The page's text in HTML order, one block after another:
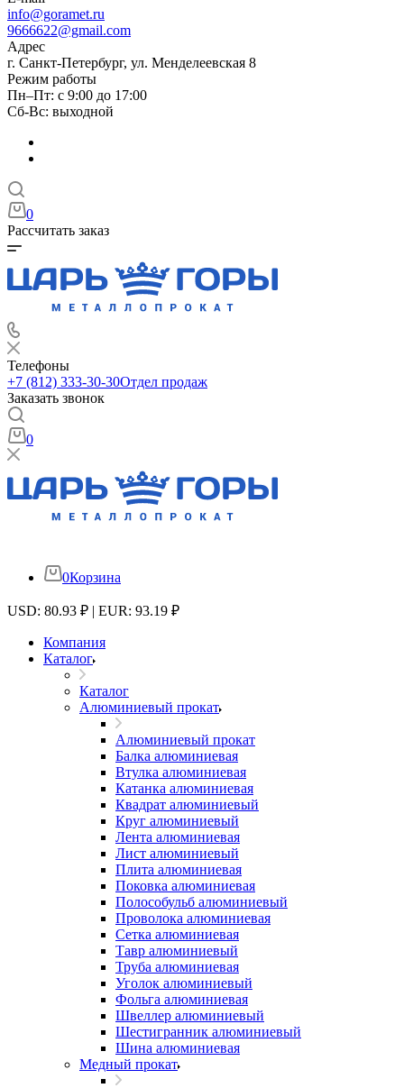
info@goramet.ru
9666622@gmail.com
Адрес
г. Санкт-Петербург, ул. Менделеевская 8
Режим работы
Пн–Пт: с 9:00 до 17:00
Сб-Вс: выходной
0
Рассчитать заказ
Телефоны
+7 (812) 333-30-30Отдел продаж
Заказать звонок
0
0Корзина
USD: 80.93 ₽ | EUR: 93.19 ₽
Компания
Каталог
Каталог
Алюминиевый прокат
Алюминиевый прокат
Балка алюминиевая
Втулка алюминиевая
Катанка алюминиевая
Квадрат алюминиевый
Круг алюминиевый
Лента алюминиевая
Лист алюминиевый
Плита алюминиевая
Поковка алюминиевая
Полособульб алюминиевый
Проволока алюминиевая
Сетка алюминиевая
Тавр алюминиевый
Труба алюминиевая
Уголок алюминиевый
Фольга алюминиевая
Швеллер алюминиевый
Шестигранник алюминиевый
Шина алюминиевая
Медный прокат